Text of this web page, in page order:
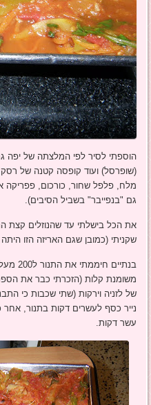
הוספתי לסיר לפי המלצתה של יפה
(שופרסל) ועוד קופסה קטנה של רסק
מלח, פלפל שחור, כורכום, פפריקה
גם "בנפייבר" בשביל הסיבים).
את הכל בישלתי עד שהנוזלים קצת
שקניתי (כמובן שגם האריזה הזו
משומנת קלות (הזכרתי כבר את
של לזניה וירקות (שתי שכבות כי
נייר כסף לעשרים דקות בתנור, אחר
עשר דקות.